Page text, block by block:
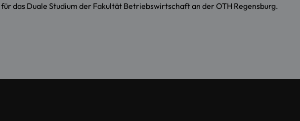
das Duale Studium der Fakultät Betriebswirtschaft an der OTH Regensburg.